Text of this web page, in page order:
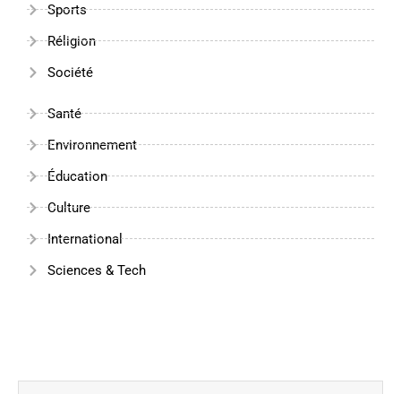
Sports
Réligion
Société
Santé
Environnement
Éducation
Culture
International
Sciences & Tech